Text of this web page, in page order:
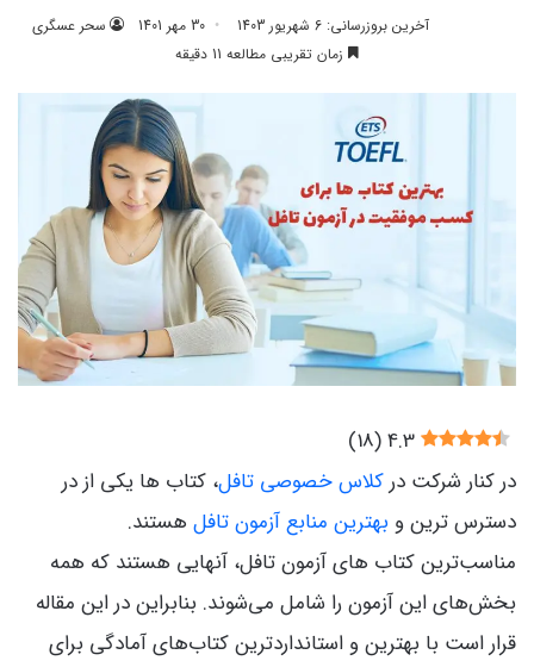
سحر عسگری 30 مهر 1401
آخرین بروزرسانی: 6 شهریور 1403
زمان تقریبی مطالعه 11 دقیقه
4.3
(
18
)
در کنار شرکت درکلاس خصوصی تافل، کتاب ها یکی از در
دسترس ترین و بهترین منابع آزمون تافل هستند.
مناسب‌ترین کتاب های آزمون تافل، آنهایی هستند که همه
بخش‌های این آزمون را شامل می‌شوند. بنابراین در این مقاله
قرار است با بهترین و استانداردترین کتاب‌های آمادگی برای